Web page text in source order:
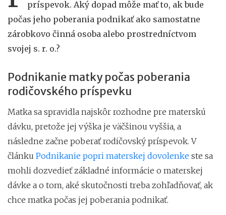
príspevok. Aký dopad môže mať to, ak bude
počas jeho poberania podnikať ako samostatne
zárobkovo činná osoba alebo prostredníctvom
svojej s. r. o.?
Podnikanie matky počas poberania
rodičovského príspevku
Matka sa spravidla najskôr rozhodne pre materskú
dávku, pretože jej výška je väčšinou vyššia, a
následne začne poberať rodičovský príspevok. V
článku Podnikanie popri materskej dovolenke ste sa
mohli dozvedieť základné informácie o materskej
dávke a o tom, aké skutočnosti treba zohľadňovať, ak
chce matka počas jej poberania podnikať.